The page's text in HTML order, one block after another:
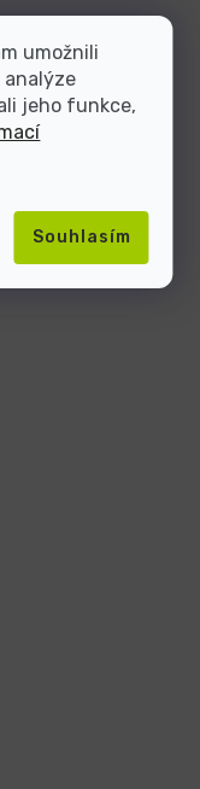
umožnili
analýze
jeho funkce,
Souhlasím